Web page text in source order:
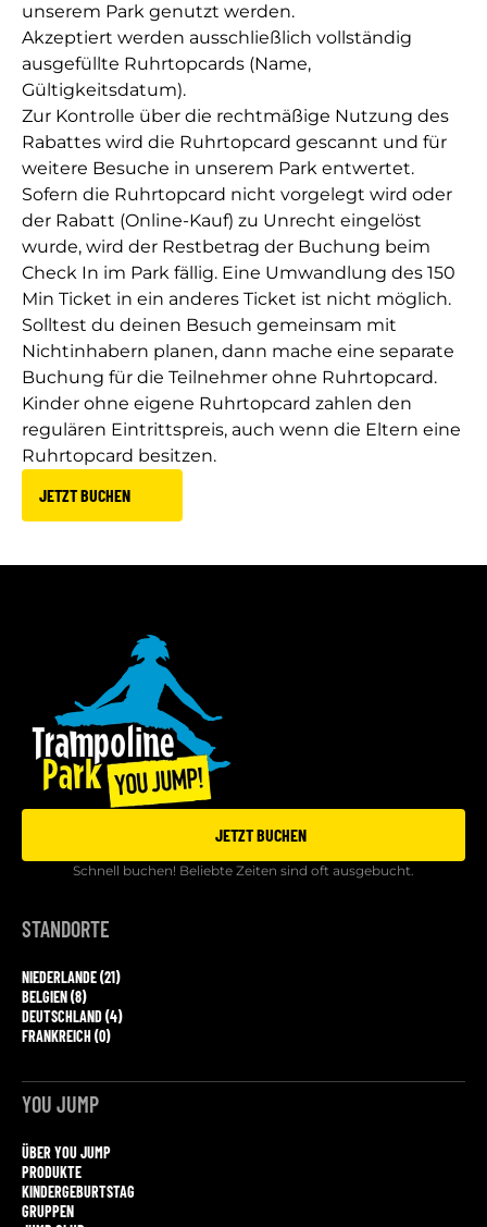
unserem Park genutzt werden.
Akzeptiert werden ausschließlich vollständig
ausgefüllte Ruhrtopcards (Name,
Gültigkeitsdatum).
Zur Kontrolle über die rechtmäßige Nutzung des
Rabattes wird die Ruhrtopcard gescannt und für
weitere Besuche in unserem Park entwertet.
Sofern die Ruhrtopcard nicht vorgelegt wird oder
der Rabatt (Online-Kauf) zu Unrecht eingelöst
wurde, wird der Restbetrag der Buchung beim
Check In im Park fällig. Eine Umwandlung des 150
Min Ticket in ein anderes Ticket ist nicht möglich.
Solltest du deinen Besuch gemeinsam mit
Nichtinhabern planen, dann mache eine separate
Buchung für die Teilnehmer ohne Ruhrtopcard.
Kinder ohne eigene Ruhrtopcard zahlen den
regulären Eintrittspreis, auch wenn die Eltern eine
Ruhrtopcard besitzen.
JETZT BUCHEN
JETZT BUCHEN
Schnell buchen! Beliebte Zeiten sind oft ausgebucht.
STANDORTE
NIEDERLANDE (21)
BELGIEN (8)
DEUTSCHLAND (4)
FRANKREICH (0)
YOU JUMP
ÜBER YOU JUMP
PRODUKTE
KINDERGEBURTSTAG
GRUPPEN